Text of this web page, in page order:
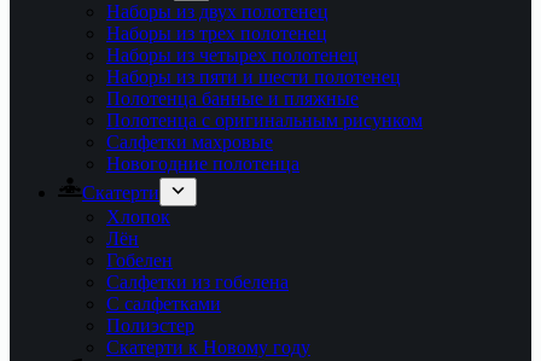
Наборы из двух полотенец
Наборы из трех полотенец
Наборы из четырех полотенец
Наборы из пяти и шести полотенец
Полотенца банные и пляжные
Полотенца с оригинальным рисунком
Салфетки махровые
Новогодние полотенца
Скатерти
Хлопок
Лён
Гобелен
Салфетки из гобелена
С салфетками
Полиэстер
Скатерти к Новому году